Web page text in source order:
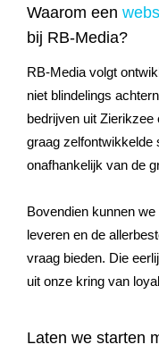
Waarom een
bij RB-Media?
RB-Media volgt
niet blindelings
bedrijven uit
graag zelfontwikkelde
onafhankelijk van de
Bovendien kunnen
leveren en de
vraag bieden. Die
uit onze kring van
Laten we starten